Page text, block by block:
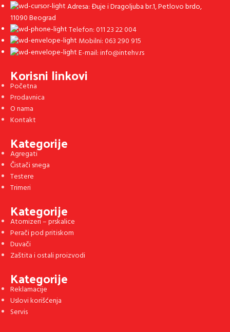
Adresa: Đuje i Dragoljuba br.1, Petlovo brdo,
11090 Beograd
Telefon: 011 23 22 004
Mobilni: 063 290 915
E-mail: info@intehv.rs
Korisni linkovi
Početna
Prodavnica
O nama
Kontakt
Kategorije
Agregati
Čistači snega
Testere
Trimeri
Kategorije
Atomizeri – prskalice
Perači pod pritiskom
Duvači
Zaštita i ostali proizvodi
Kategorije
Reklamacije
Uslovi korišćenja
Servis